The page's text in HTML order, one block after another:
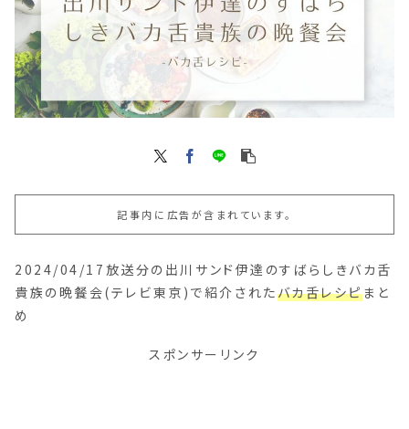
記事内に広告が含まれています。
2024/04/17放送分の出川サンド伊達のすばらしきバカ舌
貴族の晩餐会(テレビ東京)で紹介されたバカ舌レシピまと
め
スポンサーリンク